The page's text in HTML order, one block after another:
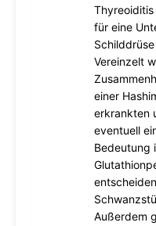
für eine
Vereinzelt
einer
erkrankten
eventuell
Bedeutung
Außerdem